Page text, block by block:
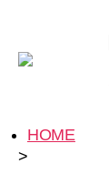
HOME
>